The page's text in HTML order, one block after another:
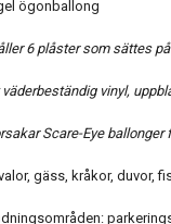
ögonballong
6 plåster som sättes
väderbeständig vinyl,
Scare-Eye
gäss, kråkor, duvor,